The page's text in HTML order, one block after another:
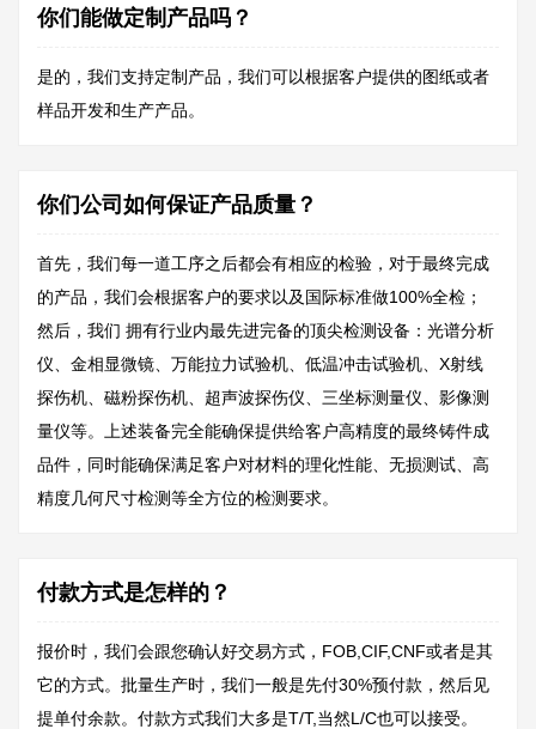
你们能做定制产品吗？
是的，我们支持定制产品，我们可以根据客户提供的图纸或者
样品开发和生产产品。
你们公司如何保证产品质量？
首先，我们每一道工序之后都会有相应的检验，对于最终完成
的产品，我们会根据客户的要求以及国际标准做100%全检；
然后， 我们 拥有行业内最先进完备的顶尖检测设备：光谱分析
仪、金相显微镜、万能拉力试验机、低温冲击试验机、X射线
探伤机、磁粉探伤机、超声波探伤仪、三坐标测量仪、影像测
量仪等。上述装备完全能确保提供给客户高精度的最终铸件成
品件，同时能确保满足客户对材料的理化性能、无损测试、高
精度几何尺寸检测等全方位的检测要求。
付款方式是怎样的？
报价时，我们会跟您确认好交易方式，FOB,CIF,CNF或者是其
它的方式。批量生产时，我们一般是先付30%预付款，然后见
提单付余款。付款方式我们大多是T/T,当然L/C也可以接受。